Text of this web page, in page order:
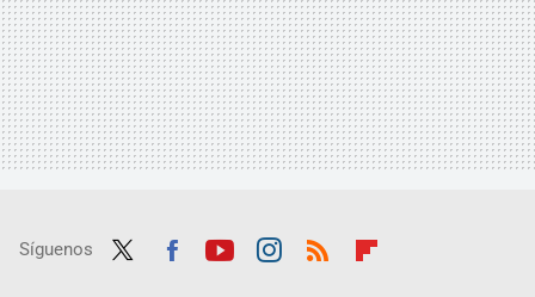
Síguenos